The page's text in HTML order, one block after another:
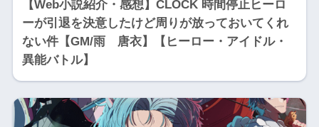
【Web小説紹介・感想】CLOCK 時間停止ヒーロ
ーが引退を決意したけど周りが放っておいてくれ
ない件【GM/雨 唐衣】【ヒーロー・アイドル・
異能バトル】